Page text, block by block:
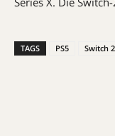
TAGS PS5 Switch 2